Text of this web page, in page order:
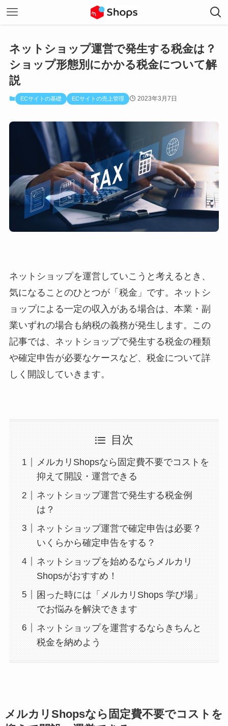
ネットショップ運営で発生する税金は？
ショップ形態別にかかる税金について解
説
ECサイトの基礎 ECサイトの売上管理 2023年3月7日
ネットショップを運営していこうと考えるとき、
気になることのひとつが「税金」です。ネットシ
ョップによる一定の収入がある場合は、本業・副
業いずれの場合も納税の義務が発生します。この
記事では、ネットショップで発生する税金の種類
や確定申告が必要なケースなど、税金について詳
しく開設していきます。
目次
メルカリShopsなら固定費不要でコストを
抑えて開設・運営できる
ネットショップ運営で発生する税金例
は？
ネットショップ運営で確定申告は必要？
いくらから確定申告をする？
ネットショップを始めるならメルカリ
Shopsがおすすめ！
困った時には「メルカリShops 学び場」
でお悩みを解決できます
ネットショップを運営するならきちんと
税金を納めよう
メルカリShopsなら固定費不要でコストを